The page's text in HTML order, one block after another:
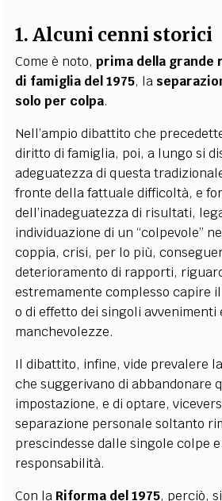
1. Alcuni cenni storici
Come è noto,prima della
di famiglia del 1975, la
solo per colpa.
Nell’ampio dibattito che
diritto di famiglia, poi, a lungo si
adeguatezza di questa
fronte della fattuale difficoltà, e
dell’inadeguatezza di risultati,
individuazione di un “colpevole”
coppia, crisi, per lo più,
deterioramento di rapporti,
estremamente complesso capire
o di effetto dei singoli avvenimenti
manchevolezze.
Il dibattito, infine, vide prevalere
che suggerivano di abbandonare
impostazione, e di optare,
separazione personale soltanto
prescindesse dalle singole colpe
responsabilità.
Con la Riforma del 1975, perciò,